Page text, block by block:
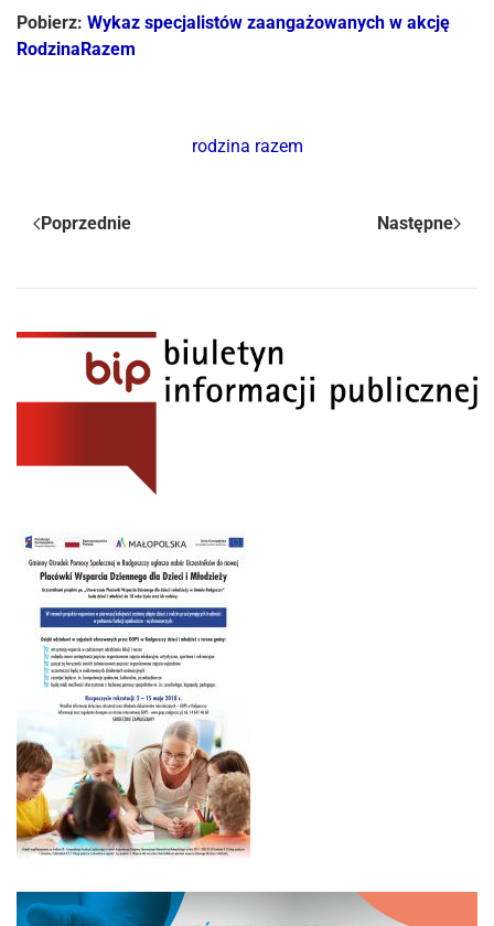
Pobierz: Wykaz specjalistów zaangażowanych w akcję
RodzinaRazem
rodzina razem
Poprzednie Następne